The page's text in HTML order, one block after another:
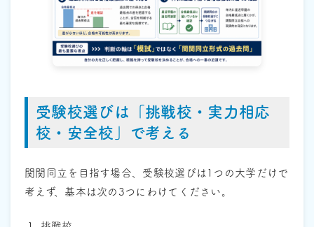
受験校選びは「挑戦校・実力相応
校・安全校」で考える
関関同立を目指す場合、受験校選びは1つの大学だけで
考えず、基本は次の3つにわけてください。